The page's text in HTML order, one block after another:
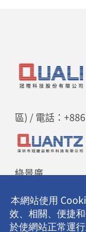
區) / 電話：
綠景廣